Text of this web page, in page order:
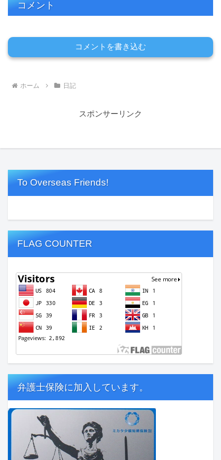
コメント
コメントを書き込む
ホーム 日記
スポンサーリンク
To Overseas Friends!
FLAG COUNTER
弁護士保険に加入しています。